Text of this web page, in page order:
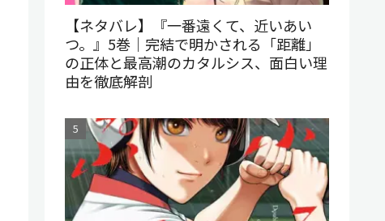
【ネタバレ】『一番遠くて、近いあい
つ。』5巻｜完結で明かされる「距離」
の正体と最高潮のカタルシス、面白い理
由を徹底解剖